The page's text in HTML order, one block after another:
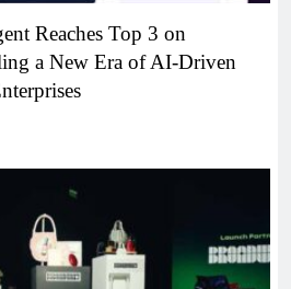
Reaches Top 3 on
a New Era of AI-Driven